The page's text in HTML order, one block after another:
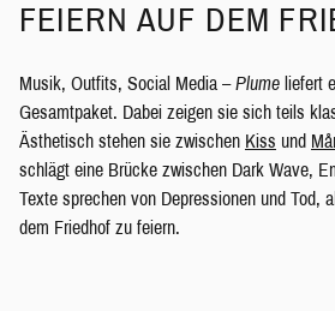
FEIERN AUF DEM
Musik, Outfits, Social Media –Plume liefert
Gesamtpaket. Dabei zeigen sie sich teils
Ästhetisch stehen sie zwischen Kiss und
schlägt eine Brücke zwischen Dark Wave,
Texte sprechen von Depressionen und Tod,
dem Friedhof zu feiern.